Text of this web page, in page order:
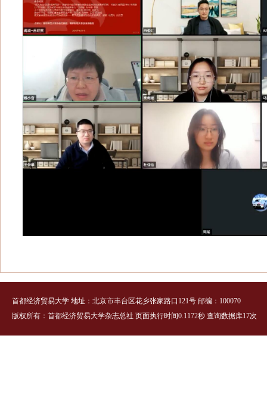
首都经济贸易大学 地址：北京市丰台区花乡张家路口121号 邮编：100070
版权所有：首都经济贸易大学杂志总社 页面执行时间0.1172秒 查询数据库17次